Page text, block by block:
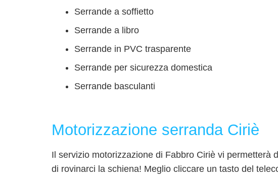
Serrande a soffietto
Serrande a libro
Serrande in PVC trasparente
Serrande per sicurezza domestica
Serrande basculanti
Motorizzazione serranda Ciriè
Il servizio motorizzazione di Fabbro Ciriè vi
di rovinarci la schiena! Meglio cliccare un tasto del